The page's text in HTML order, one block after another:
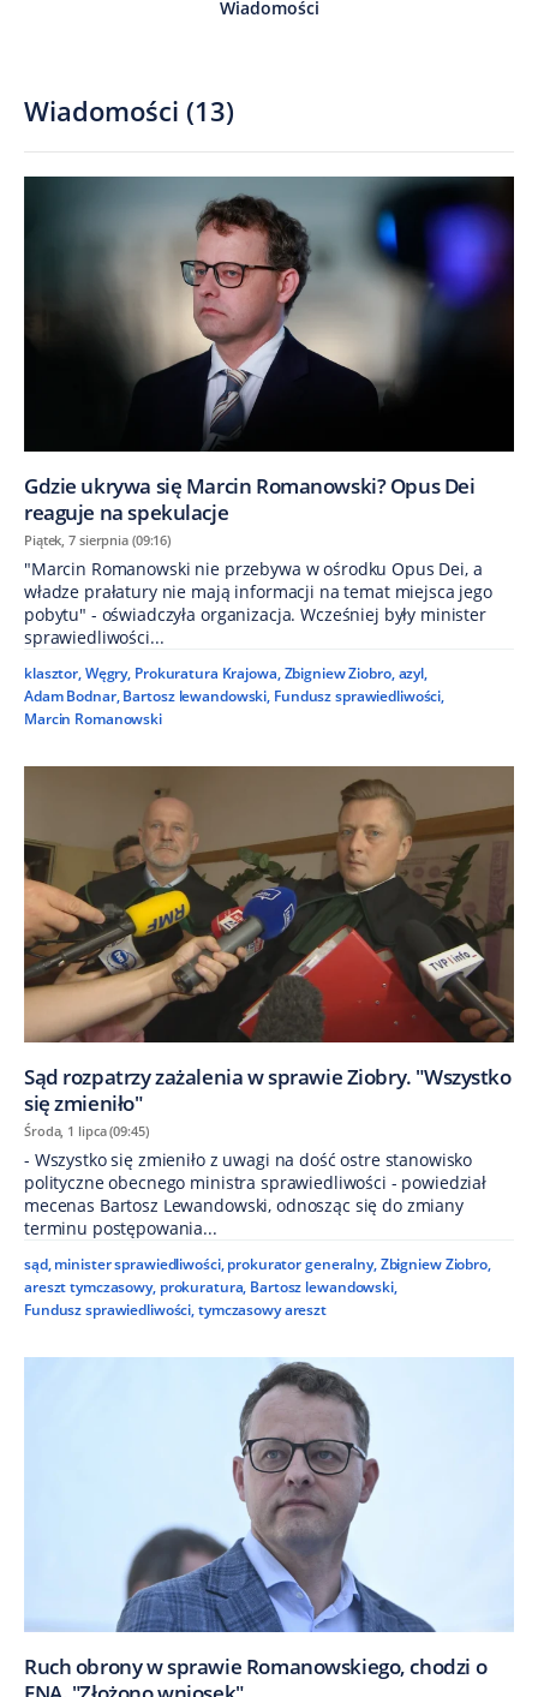
Wiadomości
Wiadomości (13)
Gdzie ukrywa się Marcin Romanowski? Opus Dei
reaguje na spekulacje
Piątek, 7 sierpnia (09:16)
"Marcin Romanowski nie przebywa w ośrodku Opus Dei, a
władze prałatury nie mają informacji na temat miejsca jego
pobytu" - oświadczyła organizacja. Wcześniej były minister
sprawiedliwości...
klasztor,Węgry, Prokuratura Krajowa,Zbigniew Ziobro,azyl,
Adam Bodnar, Bartosz lewandowski, Fundusz sprawiedliwości,
Marcin Romanowski
Sąd rozpatrzy zażalenia w sprawie Ziobry. "Wszystko
się zmieniło"
Środa, 1 lipca (09:45)
- Wszystko się zmieniło z uwagi na dość ostre stanowisko
polityczne obecnego ministra sprawiedliwości - powiedział
mecenas Bartosz Lewandowski, odnosząc się do zmiany
terminu postępowania...
sąd, minister sprawiedliwości, prokurator generalny,Zbigniew Ziobro,
areszt tymczasowy, prokuratura, Bartosz lewandowski,
Fundusz sprawiedliwości,tymczasowy areszt
Ruch obrony w sprawie Romanowskiego, chodzi o